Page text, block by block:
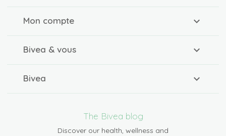
Mon compte
Bivea & vous
Bivea
The Bivea blog
Discover our health, wellness and